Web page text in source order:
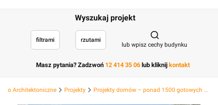
Wyszukaj projekt
filtrami rzutami
Otwórz
lub wpisz cechy budynku
Masz pytania? Zadzwoń 12 414 35 06 lub kliknij kontakt
Architektoniczne Projekty Projekty domów – ponad 1500 gotowych projektów